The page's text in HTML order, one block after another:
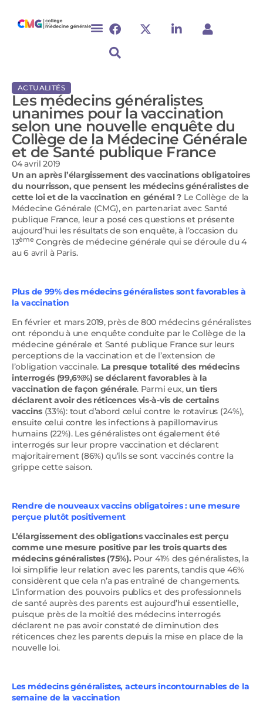
ACTUALITÉS
Les médecins généralistes
unanimes pour la vaccination
selon une nouvelle enquête du
Collège de la Médecine Générale
et de Santé publique France
04 avril 2019
Un an après l’élargissement des vaccinations obligatoires
du nourrisson, que pensent les médecins généralistes de
cette loi et de la vaccination en général ? Le Collège de la
Médecine Générale (CMG), en partenariat avec Santé
publique France, leur a posé ces questions et présente
aujourd’hui les résultats de son enquête, à l’occasion du
13èmeCongrès de médecine générale qui se déroule du 4
au 6 avril à Paris.
Plus de 99% des médecins généralistes sont favorables à
la vaccination
En février et mars 2019, près de 800 médecins généralistes
ont répondu à une enquête conduite par le Collège de la
médecine générale et Santé publique France sur leurs
perceptions de la vaccination et de l’extension de
l’obligation vaccinale. La presque totalité des médecins
interrogés (99,6%%) se déclarent favorables à la
vaccination de façon générale. Parmi eux, un tiers
déclarent avoir des réticences vis-à-vis de certains
vaccins(33%): tout d’abord celui contre le rotavirus (24%),
ensuite celui contre les infections à papillomavirus
humains (22%). Les généralistes ont également été
interrogés sur leur propre vaccination et déclarent
majoritairement (86%) qu’ils se sont vaccinés contre la
grippe cette saison.
Rendre de nouveaux vaccins obligatoires : une mesure
perçue plutôt positivement
L’élargissement des obligations vaccinales est perçu
comme une mesure positive par les trois quarts des
médecins généralistes (75%). Pour 41% des généralistes, la
loi simplifie leur relation avec les parents, tandis que 46%
considèrent que cela n’a pas entraîné de changements.
L’information des pouvoirs publics et des professionnels
de santé auprès des parents est aujourd’hui essentielle,
puisque près de la moitié des médecins interrogés
déclarent ne pas avoir constaté de diminution des
réticences chez les parents depuis la mise en place de la
nouvelle loi.
Les médecins généralistes, acteurs incontournables de la
semaine de la vaccination